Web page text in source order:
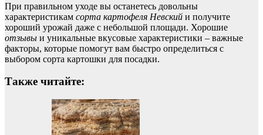
При правильном уходе вы останетесь довольны
характеристикам сорта картофеля Невский и получите
хороший урожай даже с небольшой площади. Хорошие
отзывы и уникальные вкусовые характеристики – важные
факторы, которые помогут вам быстро определиться с
выбором сорта картошки для посадки.
Также читайте: